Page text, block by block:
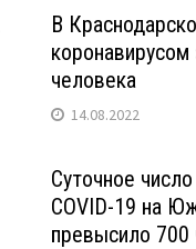
В
коронавирусом
человека
14.08.2022
Суточное
COVID-19 на
превысило 700